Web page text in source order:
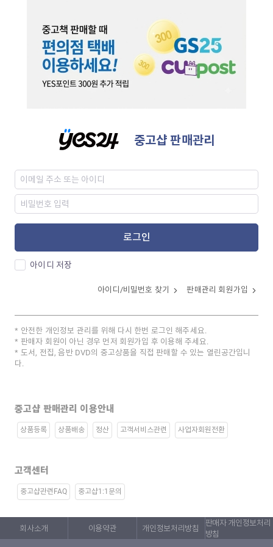
중고샵 판매관리
로그인
아이디 저장
아이디/비밀번호 찾기 판매관리 회원가입
안전한 개인정보 관리를 위해 다시 한번 로그인 해주세요.
판매자 회원이 아닌 경우 먼저 회원가입 후 이용해 주세요.
도서, 전집, 음반 DVD의 중고상품을 직접 판매할 수 있는 열린공간입니
다.
중고샵 판매관리 이용안내
상품등록 상품배송 정산 고객서비스관련 사업자회원전환
고객센터
중고샵관련FAQ 중고샵1:1문의
회사소개 이용약관 개인정보처리방침
판매자 개인정보처리
방침